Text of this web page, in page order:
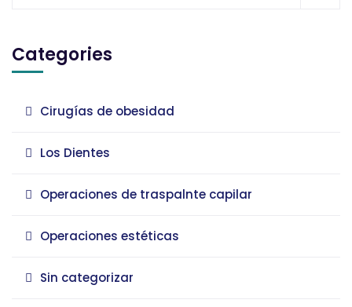
Categories
Cirugías de obesidad
Los Dientes
Operaciones de traspalnte capilar
Operaciones estéticas
Sin categorizar